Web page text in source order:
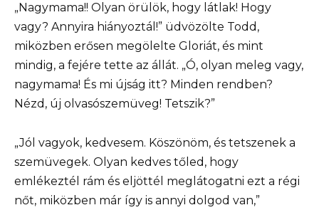
„Nagymama!! Olyan örülök, hogy látlak! Hogy
vagy? Annyira hiányoztál!” üdvözölte Todd,
miközben erősen megölelte Gloriát, és mint
mindig, a fejére tette az állát. „Ó, olyan meleg vagy,
nagymama! És mi újság itt? Minden rendben?
Nézd, új olvasószemüveg! Tetszik?”
„Jól vagyok, kedvesem. Köszönöm, és tetszenek a
szemüvegek. Olyan kedves tőled, hogy
emlékeztél rám és eljöttél meglátogatni ezt a régi
nőt, miközben már így is annyi dolgod van,”